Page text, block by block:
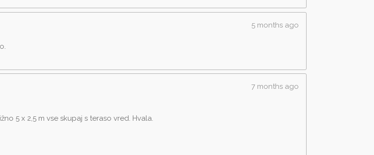
5 months ago
7 months ago
5 x 2,5 m vse skupaj s teraso vred. Hvala.